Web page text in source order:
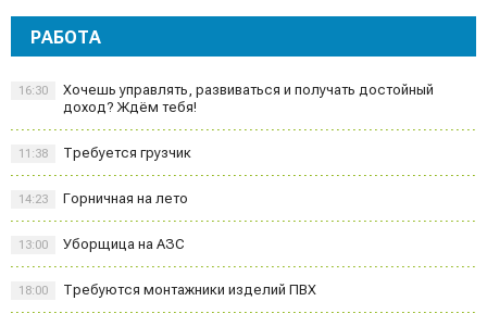
РАБОТА
Хочешь управлять, развиваться и получать достойный
доход? Ждём тебя!
16:30
Требуется грузчик
11:38
Горничная на лето
14:23
Уборщица на АЗС
13:00
Требуются монтажники изделий ПВХ
18:00